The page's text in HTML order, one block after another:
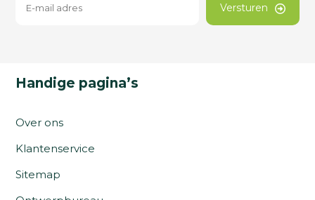
Versturen
Handige pagina’s
Over ons
Klantenservice
Sitemap